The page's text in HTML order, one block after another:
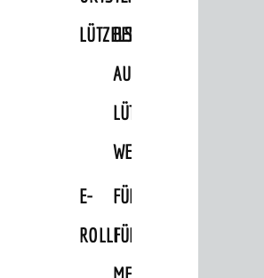
LÜTZELSACHSEN
BEMERKENSWERTES
AUF
LÜTZELSACHSEN'S
WEGEN
E-
ROLLI
FÜHRUNGEN
FÜR